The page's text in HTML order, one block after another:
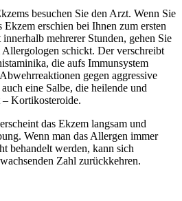
besuchen Sie den Arzt. Wenn Sie
erschien bei Ihnen zum ersten
mehrerer Stunden, gehen Sie
schickt. Der verschreibt
die aufs Immunsystem
gegen aggressive
eine Salbe, die heilende und
– Kortikosteroide.
das Ekzem langsam und
Wenn man das Allergen immer
behandelt werden, kann sich
Zahl zurückkehren.